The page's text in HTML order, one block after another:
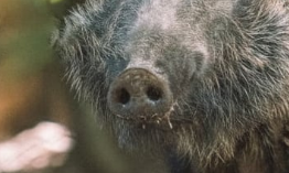
OG SPECIFIKATIONER KAN
ÅBENLYST FORKERT, ER JAGT-JAKT IKKE
OG DER KAN DERFOR FOREKOMME